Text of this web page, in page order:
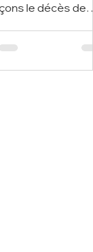
le décès de
à Liévin Nous
pour laisser vos